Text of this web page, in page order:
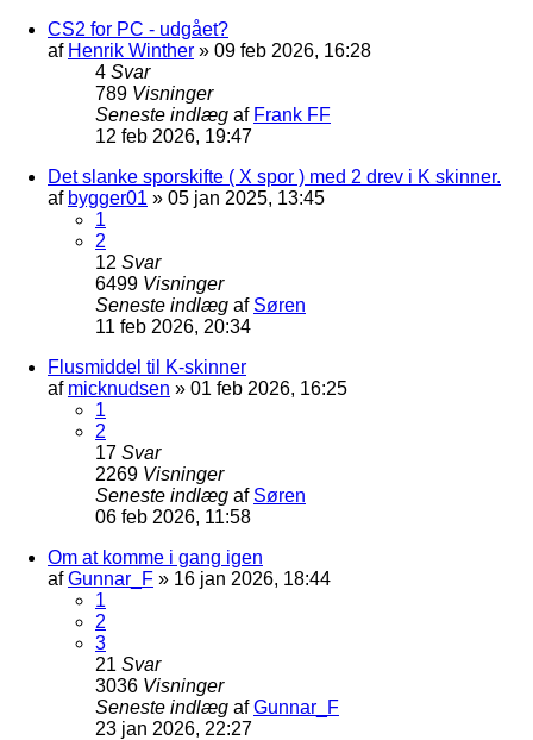
CS2 for PC - udgået?
af Henrik Winther » 09 feb 2026, 16:28
4 Svar
789 Visninger
Seneste indlæg af Frank FF
12 feb 2026, 19:47
Det slanke sporskifte ( X spor ) med 2 drev i K skinner.
af bygger01 » 05 jan 2025, 13:45
1
2
12 Svar
6499 Visninger
Seneste indlæg af Søren
11 feb 2026, 20:34
Flusmiddel til K-skinner
af micknudsen » 01 feb 2026, 16:25
1
2
17 Svar
2269 Visninger
Seneste indlæg af Søren
06 feb 2026, 11:58
Om at komme i gang igen
afGunnar_F » 16 jan 2026, 18:44
1
2
3
21 Svar
3036 Visninger
Seneste indlæg afGunnar_F
23 jan 2026, 22:27